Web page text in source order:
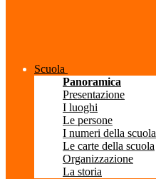
Scuola
Panoramica
Presentazione
I luoghi
Le persone
I numeri della scuola
Le carte della scuola
Organizzazione
La storia